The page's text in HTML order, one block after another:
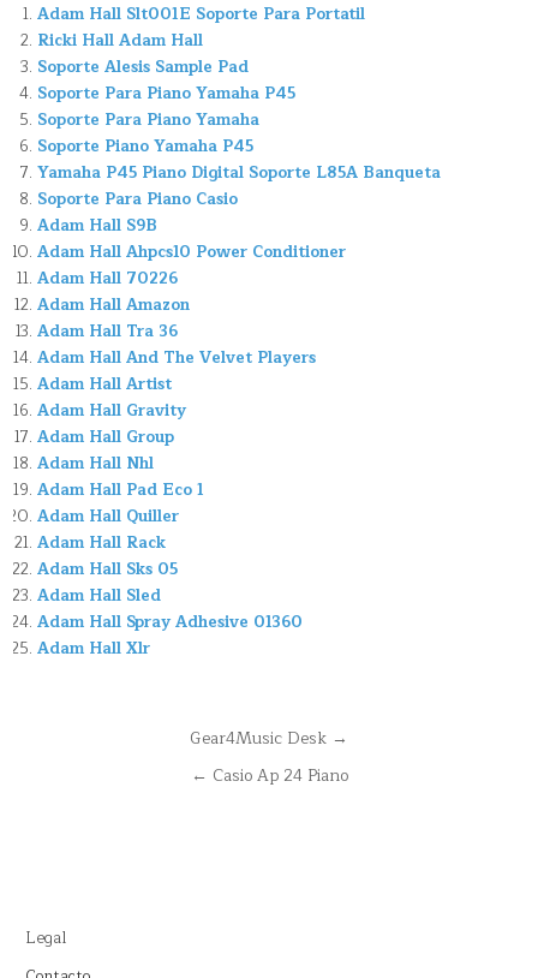
Adam Hall Slt001E Soporte Para Portatil
Ricki Hall Adam Hall
Soporte Alesis Sample Pad
Soporte Para Piano Yamaha P45
Soporte Para Piano Yamaha
Soporte Piano Yamaha P45
Yamaha P45 Piano Digital Soporte L85A Banqueta
Soporte Para Piano Casio
Adam Hall S9B
Adam Hall Ahpcs10 Power Conditioner
Adam Hall 70226
Adam Hall Amazon
Adam Hall Tra 36
Adam Hall And The Velvet Players
Adam Hall Artist
Adam Hall Gravity
Adam Hall Group
Adam Hall Nhl
Adam Hall Pad Eco 1
Adam Hall Quiller
Adam Hall Rack
Adam Hall Sks 05
Adam Hall Sled
Adam Hall Spray Adhesive 01360
Adam Hall Xlr
NavegaciónGear4Music Desk →
← Casio Ap 24 Piano
Legal